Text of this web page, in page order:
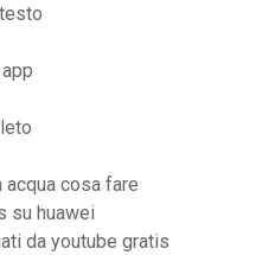
acqua cosa fare
su huawei
da youtube gratis